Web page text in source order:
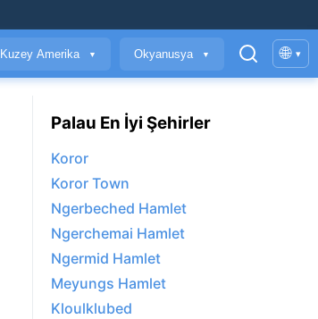
Kuzey Amerika ▼ Okyanusya ▼ 🌐 ▾
Palau En İyi Şehirler
Koror
Koror Town
Ngerbeched Hamlet
Ngerchemai Hamlet
Ngermid Hamlet
Meyungs Hamlet
Kloulklubed